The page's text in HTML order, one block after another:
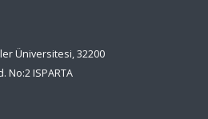
Üniversitesi, 32200
No:2 ISPARTA